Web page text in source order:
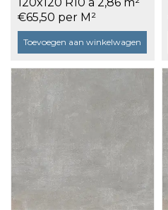
€65,50 per M²
Toevoegen aan winkelwagen